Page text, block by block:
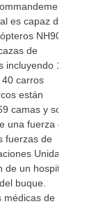
es capaz de
NH90
de
13
carros
están
camas y son
una fuerza de
fuerzas de
Unidas
un hospital
buque.
médicas de